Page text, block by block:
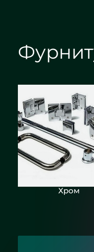
Хром
Круглое
подсветкой -